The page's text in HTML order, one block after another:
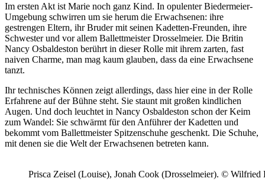
Im ersten Akt ist Marie noch ganz Kind. In opulenter Biedermeier-
Umgebung schwirren um sie herum die Erwachsenen: ihre
gestrengen Eltern, ihr Bruder mit seinen Kadetten-Freunden, ihre
Schwester und vor allem Ballettmeister Drosselmeier. Die Britin
Nancy Osbaldeston berührt in dieser Rolle mit ihrem zarten, fast
naiven Charme, man mag kaum glauben, dass da eine Erwachsene
tanzt.
Ihr technisches Können zeigt allerdings, dass hier eine in der Rolle
Erfahrene auf der Bühne steht. Sie staunt mit großen kindlichen
Augen. Und doch leuchtet in Nancy Osbaldeston schon der Keim
zum Wandel: Sie schwärmt für den Anführer der Kadetten und
bekommt vom Ballettmeister Spitzenschuhe geschenkt. Die Schuhe,
mit denen sie die Welt der Erwachsenen betreten kann.
Prisca Zeisel (Louise), Jonah Cook (Drosselmeier). © Wilfried